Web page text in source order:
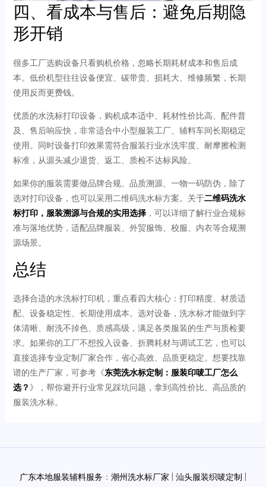
四、看成本与售后：避免后期隐
形开销
很多工厂选购设备只看购机价格，忽略长期耗材成本和售后成
本。低价机型往往设备便宜、碳带贵、损耗大、维修频繁，长期
使用反而更费钱。
优质的水洗标打印设备，购机成本适中、耗材性价比高、配件普
及、售后响应快，非常适合中小型服装工厂、辅料车间长期稳定
使用。同时设备打印效果需符合服装行业水洗牢度、耐摩擦检测
标准，从源头减少退货、返工、质检不达标风险。
如果你的服装需要做品牌合规、品质溯源、一物一码防伪，除了
选对打印设备，也可以采用二维码洗水标方案。关于二维码洗水
标打印，服装溯源与合规的实用选择，可以详细了解行业合规标
准与落地优势，适配品牌服装、外贸服饰、校服、内衣等合规溯
源场景。
总结
选择合适的水洗标打印机，重点看四大核心：打印精度、材质适
配、设备稳定性、长期使用成本。选对设备，洗水标才能做到字
体清晰、耐洗不掉色、质感高级，满足各类服装的生产与质检要
求。如果你的工厂不想投入设备、折腾耗材与调试工艺，也可以
直接选择专业定制厂家合作，省心高效、品质更稳定。想要找靠
谱的生产厂家，可参考《东莞洗水标定制：服装印唛工厂怎么
选？ 》，帮你避开行业常见踩坑问题，拿到高性价比、高品质的
服装洗水标。
广东本地服装辅料服务 ： 潮州洗水标厂家 汕头服装织唛定制